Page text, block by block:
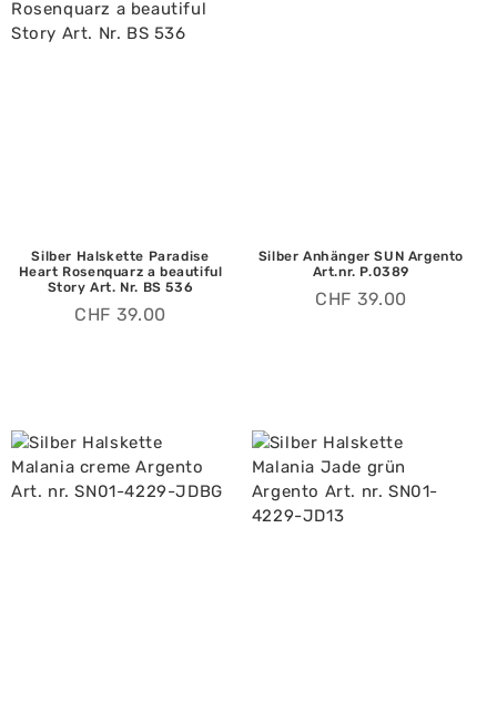
Silber Halskette Paradise
Heart Rosenquarz a beautiful
Story Art. Nr. BS 536
CHF 39.00
Silber Anhänger SUN Argento
Art.nr. P.0389
CHF 39.00